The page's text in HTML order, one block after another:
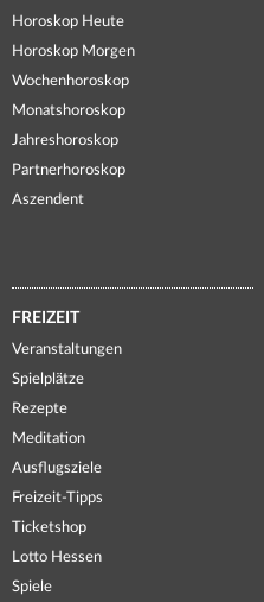
Horoskop Heute
Horoskop Morgen
Wochenhoroskop
Monatshoroskop
Jahreshoroskop
Partnerhoroskop
Aszendent
FREIZEIT
Veranstaltungen
Spielplätze
Rezepte
Meditation
Ausflugsziele
Freizeit-Tipps
Ticketshop
Lotto Hessen
Spiele